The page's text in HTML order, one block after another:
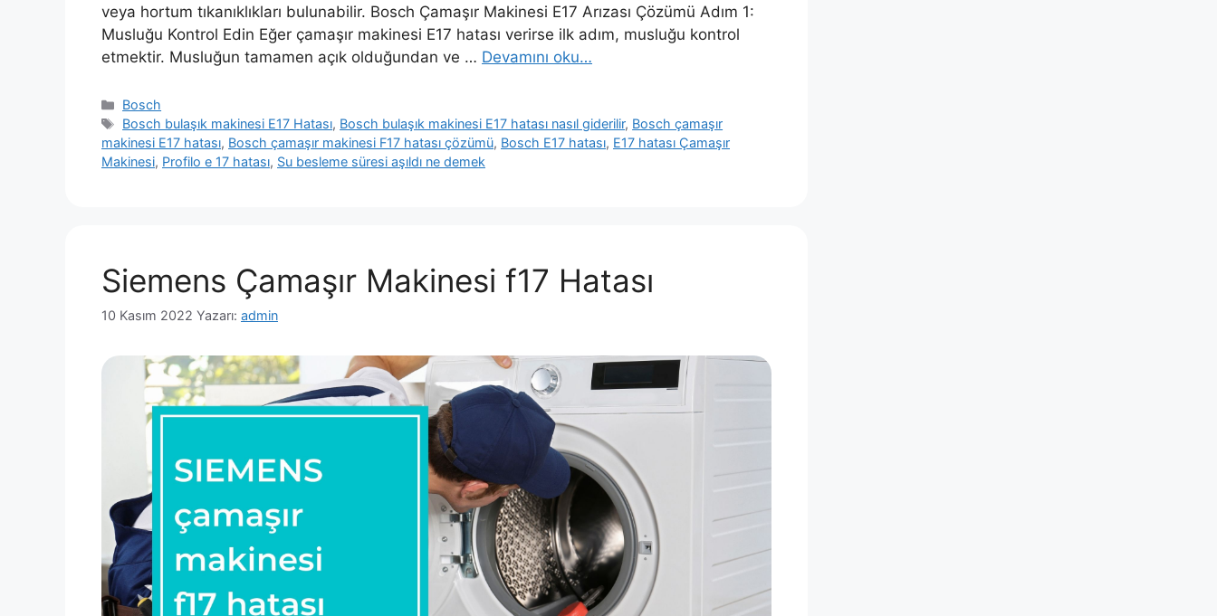
veya hortum tıkanıklıkları bulunabilir. Bosch Çamaşır Makinesi E17 Arızası Çözümü Adım 1:
Musluğu Kontrol Edin Eğer çamaşır makinesi E17 hatası verirse ilk adım, musluğu kontrol
etmektir. Musluğun tamamen açık olduğundan ve … Devamını oku…
Kategoriler
Bosch
Etiketler
Bosch bulaşık makinesi E17 Hatası, Bosch bulaşık makinesi E17 hatası nasıl giderilir, Bosch çamaşır
makinesi E17 hatası, Bosch çamaşır makinesi F17 hatası çözümü, Bosch E17 hatası, E17 hatası Çamaşır
Makinesi, Profilo e 17 hatası, Su besleme süresi aşıldı ne demek
Siemens Çamaşır Makinesi f17 Hatası
10 Kasım 2022 Yazarı: admin